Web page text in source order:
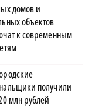
домов и
объектов
к современным
получили
млн рублей